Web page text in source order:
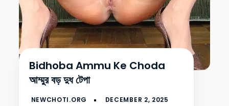
Bidhoba Ammu Ke Choda
আম্মুর বড় দুধ টেপা